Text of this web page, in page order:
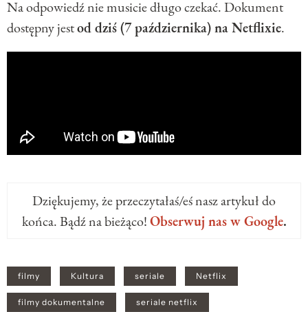
Na odpowiedź nie musicie długo czekać. Dokument
dostępny jestod dziś (7 października) na Netflixie.
Dziękujemy, że przeczytałaś/eś nasz artykuł do
końca. Bądź na bieżąco!Obserwuj nas w Google.
filmy Kultura seriale Netflix
filmy dokumentalne seriale netflix